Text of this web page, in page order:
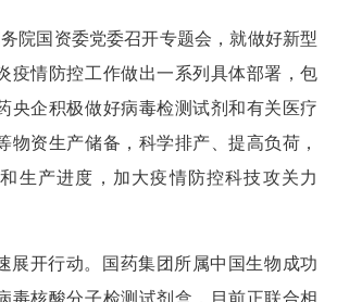
院国资委党委召开专题会，就做好新型
疫情防控工作做出一系列具体部署，包
央企积极做好病毒检测试剂和有关医疗
物资生产储备，科学排产、提高负荷，
生产进度，加大疫情防控科技攻关力
展开行动。国药集团所属中国生物成功